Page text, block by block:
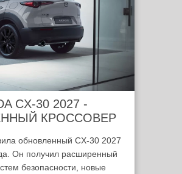
CX-30 2027 -
КРОССОВЕР
обновленный CX-30 2027
Он получил расширенный
безопасности, новые